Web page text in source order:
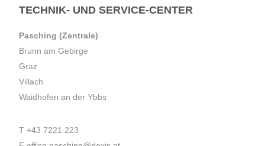
TECHNIK- UND SERVICE-CENTER
Pasching (Zentrale)
Brunn am Gebirge
Graz
Villach
Waidhofen an der Ybbs
T +43 7221 223